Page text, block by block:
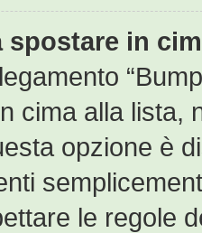
spostare in
cima alla lista,
opzione è
le regole